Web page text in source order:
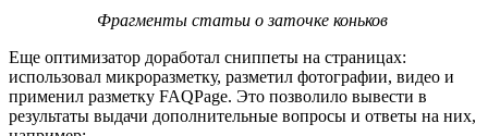
Фрагменты статьи о заточке коньков
Еще оптимизатор доработал сниппеты на страницах:
использовал микроразметку, разметил фотографии, видео и
применил разметку FAQPage. Это позволило вывести в
результаты выдачи дополнительные вопросы и ответы на них,